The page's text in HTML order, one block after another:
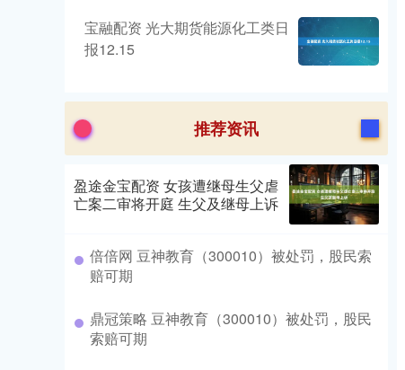
宝融配资 光大期货能源化工类日
报12.15
推荐资讯
盈途金宝配资 女孩遭继母生父虐
亡案二审将开庭 生父及继母上诉
倍倍网 豆神教育（300010）被处罚，股民索
赔可期
鼎冠策略 豆神教育（300010）被处罚，股民
索赔可期